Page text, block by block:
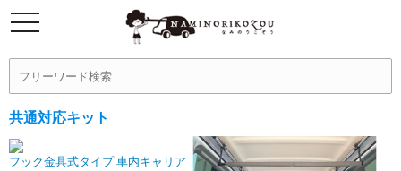
共通対応キット
フック金具式タイプ 車内キャリア